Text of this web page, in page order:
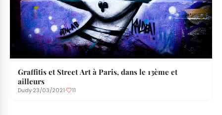
Graffitis et Street Art à Paris, dans le 13ème et
ailleurs
Dudy·23/03/2021· 11